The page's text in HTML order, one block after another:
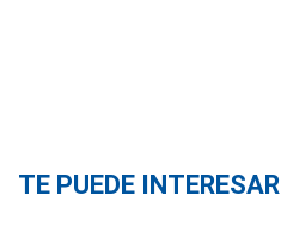
TE PUEDE INTERESAR